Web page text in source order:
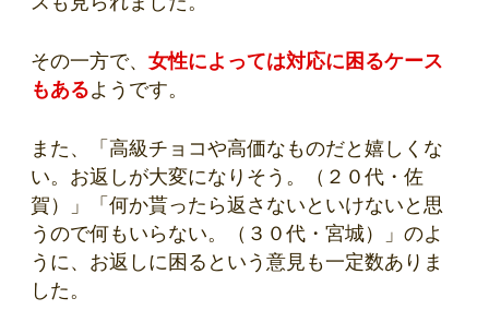
その一方で、 女性によっては対応に困るケース
もあるようです。
また、「高級チョコや高価なものだと嬉しくな
い。お返しが大変になりそう。（２０代・佐
賀）」「何か貰ったら返さないといけないと思
うので何もいらない。（３０代・宮城）」のよ
うに、お返しに困るという意見も一定数ありま
した。